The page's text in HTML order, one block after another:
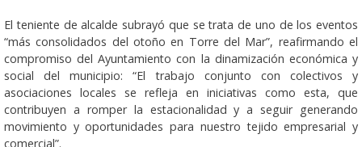
El teniente de alcalde subrayó que se trata de uno de los eventos
“más consolidados del otoño en Torre del Mar”, reafirmando el
compromiso del Ayuntamiento con la dinamización económica y
social del municipio: “El trabajo conjunto con colectivos y
asociaciones locales se refleja en iniciativas como esta, que
contribuyen a romper la estacionalidad y a seguir generando
movimiento y oportunidades para nuestro tejido empresarial y
comercial”.